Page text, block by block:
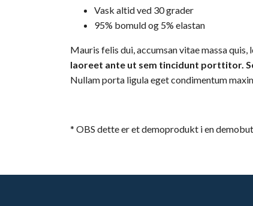
Vask altid ved 30 grader
95% bomuld og 5% elastan
Mauris felis dui, accumsan vitae massa
laoreet ante ut sem tincidunt porttitor.
Nullam porta ligula eget condimentum
* OBS dette er et demoprodukt i en